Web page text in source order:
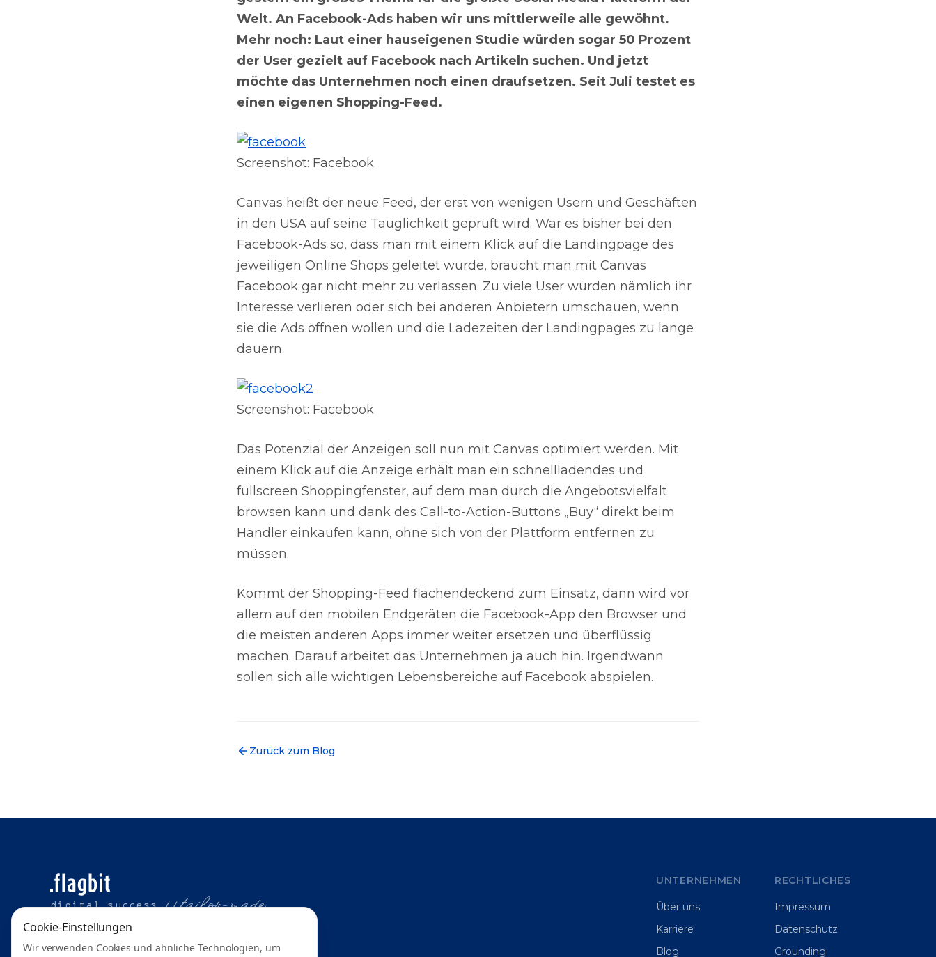
Welt. An Facebook-Ads haben wir uns mittlerweile alle gewöhnt.
Mehr noch: Laut einer hauseigenen Studie würden sogar 50 Prozent
der User gezielt auf Facebook nach Artikeln suchen. Und jetzt
möchte das Unternehmen noch einen draufsetzen. Seit Juli testet es
einen eigenen Shopping-Feed.
Screenshot: Facebook
Canvas heißt der neue Feed, der erst von wenigen Usern und Geschäften
in den USA auf seine Tauglichkeit geprüft wird. War es bisher bei den
Facebook-Ads so, dass man mit einem Klick auf die Landingpage des
jeweiligen Online Shops geleitet wurde, braucht man mit Canvas
Facebook gar nicht mehr zu verlassen. Zu viele User würden nämlich ihr
Interesse verlieren oder sich bei anderen Anbietern umschauen, wenn
sie die Ads öffnen wollen und die Ladezeiten der Landingpages zu lange
dauern.
Screenshot: Facebook
Das Potenzial der Anzeigen soll nun mit Canvas optimiert werden. Mit
einem Klick auf die Anzeige erhält man ein schnellladendes und
fullscreen Shoppingfenster, auf dem man durch die Angebotsvielfalt
browsen kann und dank des Call-to-Action-Buttons „Buy“ direkt beim
Händler einkaufen kann, ohne sich von der Plattform entfernen zu
müssen.
Kommt der Shopping-Feed flächendeckend zum Einsatz, dann wird vor
allem auf den mobilen Endgeräten die Facebook-App den Browser und
die meisten anderen Apps immer weiter ersetzen und überflüssig
machen. Darauf arbeitet das Unternehmen ja auch hin. Irgendwann
sollen sich alle wichtigen Lebensbereiche auf Facebook abspielen.
Zurück zum Blog
digital success //tailor-made
UNTERNEHMEN
Über uns
Karriere
Blog
RECHTLICHES
Impressum
Datenschutz
Grounding
Cookie-Einstellungen
Wir verwenden Cookies und ähnliche Technologien, um